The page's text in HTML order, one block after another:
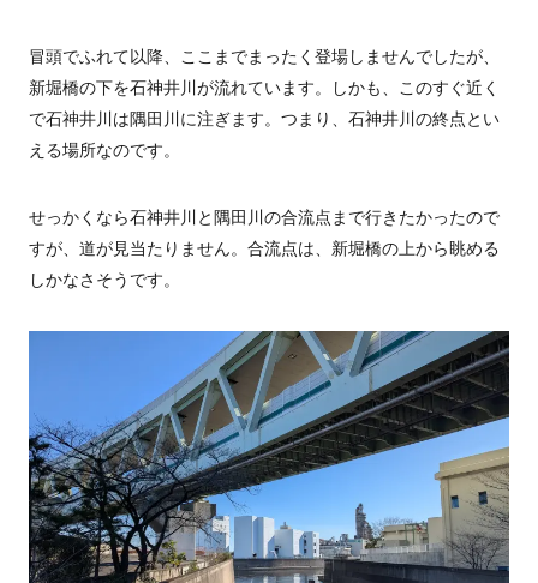
冒頭でふれて以降、ここまでまったく登場しませんでしたが、
新堀橋の下を石神井川が流れています。しかも、このすぐ近く
で石神井川は隅田川に注ぎます。つまり、石神井川の終点とい
える場所なのです。
せっかくなら石神井川と隅田川の合流点まで行きたかったので
すが、道が見当たりません。合流点は、新堀橋の上から眺める
しかなさそうです。